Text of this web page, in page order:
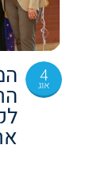
4
אוג